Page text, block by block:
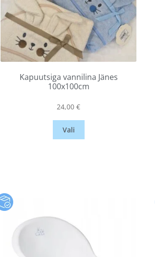
Kapuutsiga vannilina Jänes
100x100cm
24,00€
Vali